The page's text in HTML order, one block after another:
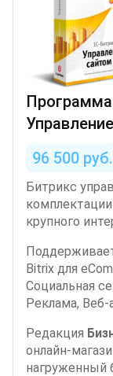
96 500 руб.
Битрикс
крупного
Bitrix для
Социальная
Реклама, Веб-
Редакция
онлайн-
нагруженный